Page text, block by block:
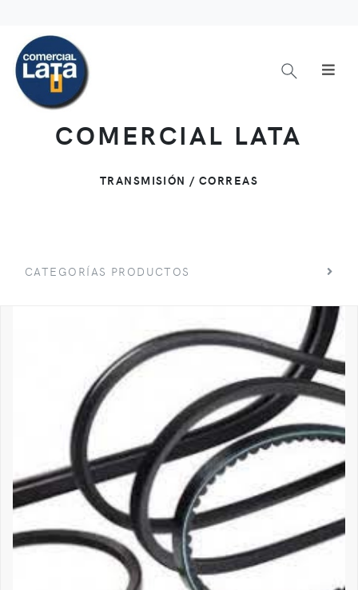
COMERCIAL LATA
TRANSMISIÓN / CORREAS
CATEGORÍAS PRODUCTOS